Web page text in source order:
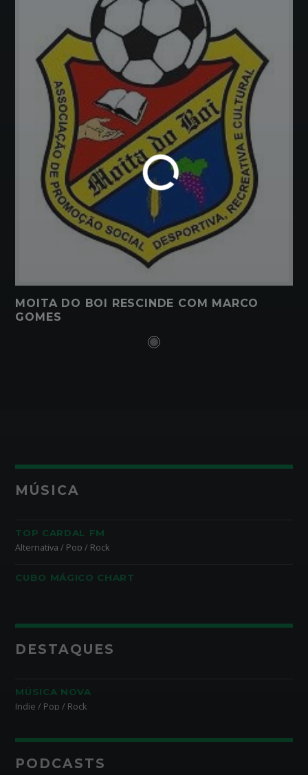
MOITA DO BOI RESCINDE COM MARCO
GOMES
MÚSICA
TOP CARDAL FM
Alternativa / Pop / Rock
CUBO MÁGICO CHART
DESTAQUES
MÚSICA NOVA
Indie / Pop / Rock
PODCASTS